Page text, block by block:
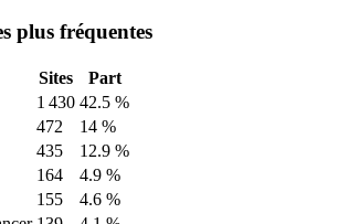
plus fréquentes
Sites
Part
1 430 42.5 %
472 14 %
435 12.9 %
164 4.9 %
155 4.6 %